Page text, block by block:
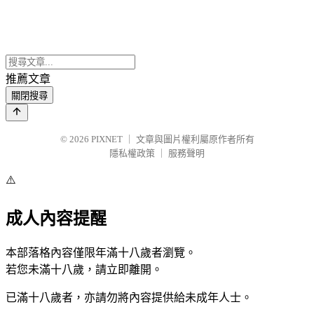
推薦文章
關閉搜尋
© 2026 PIXNET
文章與圖片權利屬原作者所有
隱私權政策
服務聲明
⚠️
成人內容提醒
本部落格內容僅限年滿十八歲者瀏覽。
若您未滿十八歲，請立即離開。
已滿十八歲者，亦請勿將內容提供給未成年人士。